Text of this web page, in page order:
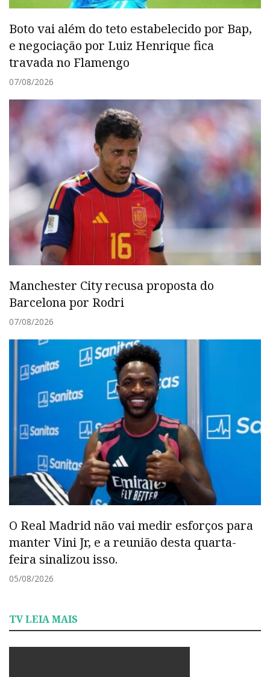
Boto vai além do teto estabelecido por Bap,
e negociação por Luiz Henrique fica
travada no Flamengo
07/08/2026
Manchester City recusa proposta do
Barcelona por Rodri
07/08/2026
O Real Madrid não vai medir esforços para
manter Vini Jr, e a reunião desta quarta-
feira sinalizou isso.
05/08/2026
TV LEIA MAIS